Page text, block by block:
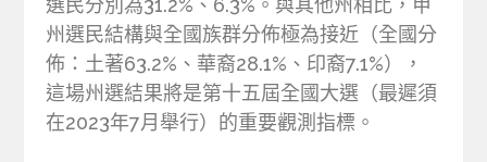
選民分別為31.2%、6.3%。與其他州相比，甲
州選民結構與全國族群分佈極為接近（全國分
佈：土著63.2%、華裔28.1%、印裔7.1%），
這場州選結果將是第十五屆全國大選（最遲須
在2023年7月舉行）的重要觀測指標。